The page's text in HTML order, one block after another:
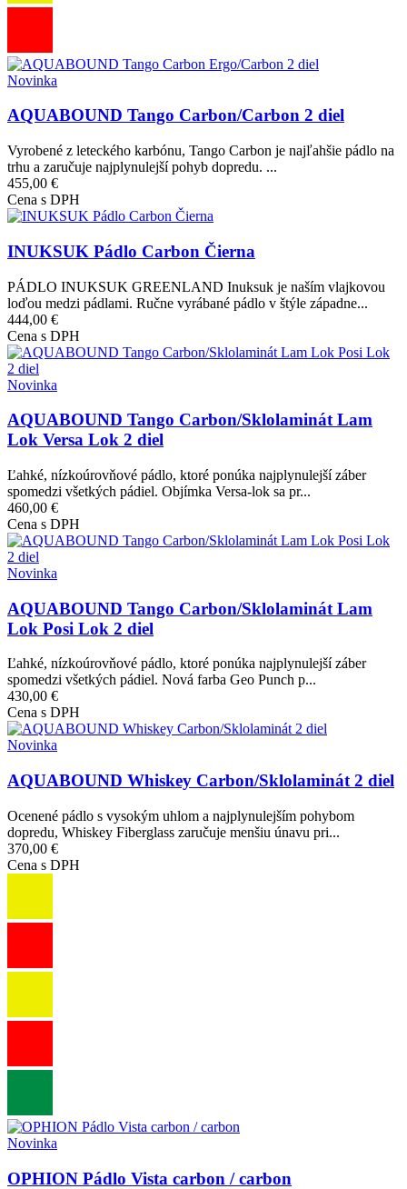
Obrázok
Novinka
AQUABOUND Tango Carbon/Carbon 2 diel
Vyrobené z leteckého karbónu, Tango Carbon je najľahšie pádlo na
trhu a zaručuje najplynulejší pohyb dopredu. ...
455,00 €
Cena s DPH
Obrázok
INUKSUK Pádlo Carbon Čierna
PÁDLO INUKSUK GREENLAND Inuksuk je naším vlajkovou
loďou medzi pádlami. Ručne vyrábané pádlo v štýle západne...
444,00 €
Cena s DPH
Obrázok
Novinka
AQUABOUND Tango Carbon/Sklolaminát Lam
Lok Versa Lok 2 diel
Ľahké, nízkoúrovňové pádlo, ktoré ponúka najplynulejší záber
spomedzi všetkých pádiel. Objímka Versa-lok sa pr...
460,00 €
Cena s DPH
Obrázok
Novinka
AQUABOUND Tango Carbon/Sklolaminát Lam
Lok Posi Lok 2 diel
Ľahké, nízkoúrovňové pádlo, ktoré ponúka najplynulejší záber
spomedzi všetkých pádiel. Nová farba Geo Punch p...
430,00 €
Cena s DPH
Obrázok
Novinka
AQUABOUND Whiskey Carbon/Sklolaminát 2 diel
Ocenené pádlo s vysokým uhlom a najplynulejším pohybom
dopredu, Whiskey Fiberglass zaručuje menšiu únavu pri...
370,00 €
Cena s DPH
Obrázok
Novinka
OPHION Pádlo Vista carbon / carbon